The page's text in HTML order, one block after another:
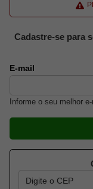
Cadastre-se para
E-mail
Informe o seu melhor e-